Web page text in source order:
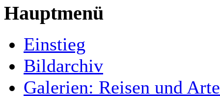
Hauptmenü
Einstieg
Bildarchiv
Galerien: Reisen und